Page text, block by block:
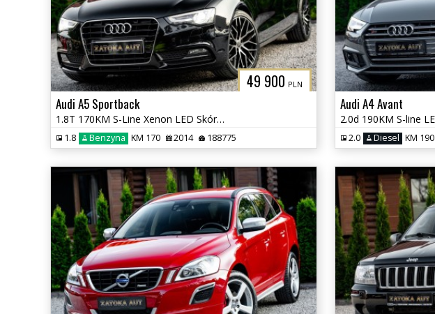
49 900 PLN
Audi A5 Sportback
1.8T 170KM S-Line Xenon LED Skóra Tempomat PDC Klima Serwis
1.8 Benzyna KM 170 2014 188775
Audi A4 Avant
2.0 Diesel KM 190